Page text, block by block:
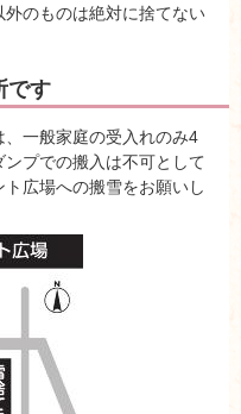
のものは絶対に捨てない
です
一般家庭の受入れのみ4
ンプでの搬入は不可として
広場への搬雪をお願いし